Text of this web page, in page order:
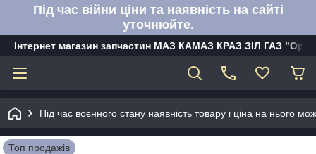
Під час війни ціни та наявність на сайті
уточнюйте.
Інтернет магазин запчастин МАЗ КАМАЗ КРАЗ ЗІЛ ГАЗ
Під час воєнного стану наявність товару і ціна на нього
Топ продажів